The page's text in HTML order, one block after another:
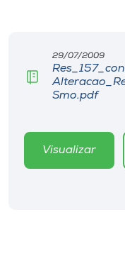
Biblioteca
Rádio
29/07/2009
Smo.pdf
Visualizar